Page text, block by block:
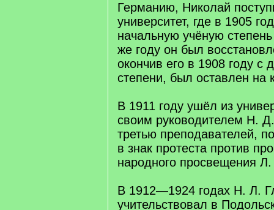
Германию, Николай
университет, где в 1905
начальную учёную
же году он был
окончив его в 1908 году с
степени, был оставлен на
В 1911 году ушёл из
своим руководителем Н.
третью преподавателей,
в знак протеста против
народного просвещения
В 1912—1924 годах Н. Л.
учительствовал в